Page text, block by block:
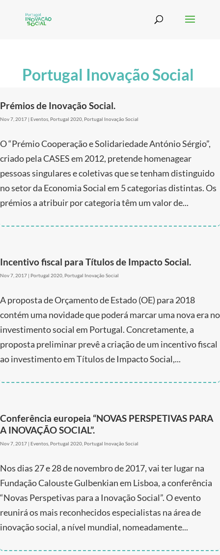
Portugal Inovação Social
Prémios de Inovação Social.
Nov 7, 2017 | Eventos Portugal 2020 Portugal Inovação Social
O “Prémio Cooperação e Solidariedade António Sérgio”,
criado pela CASES em 2012, pretende homenagear
pessoas singulares e coletivas que se tenham distinguido
no setor da Economia Social em 5 categorias distintas. Os
prémios a atribuir por categoria têm um valor de...
Incentivo fiscal para Títulos de Impacto Social.
Nov 7, 2017 | Portugal 2020 Portugal Inovação Social
A proposta de Orçamento de Estado (OE) para 2018
contém uma novidade que poderá marcar uma nova era no
investimento social em Portugal. Concretamente, a
proposta preliminar prevê a criação de um incentivo fiscal
ao investimento em Títulos de Impacto Social,...
Conferência europeia “NOVAS PERSPETIVAS PARA
A INOVAÇÃO SOCIAL”.
Nov 7, 2017 | Eventos Portugal 2020 Portugal Inovação Social
Nos dias 27 e 28 de novembro de 2017, vai ter lugar na
Fundação Calouste Gulbenkian em Lisboa, a conferência
“Novas Perspetivas para a Inovação Social”. O evento
reunirá os mais reconhecidos especialistas na área de
inovação social, a nível mundial, nomeadamente...